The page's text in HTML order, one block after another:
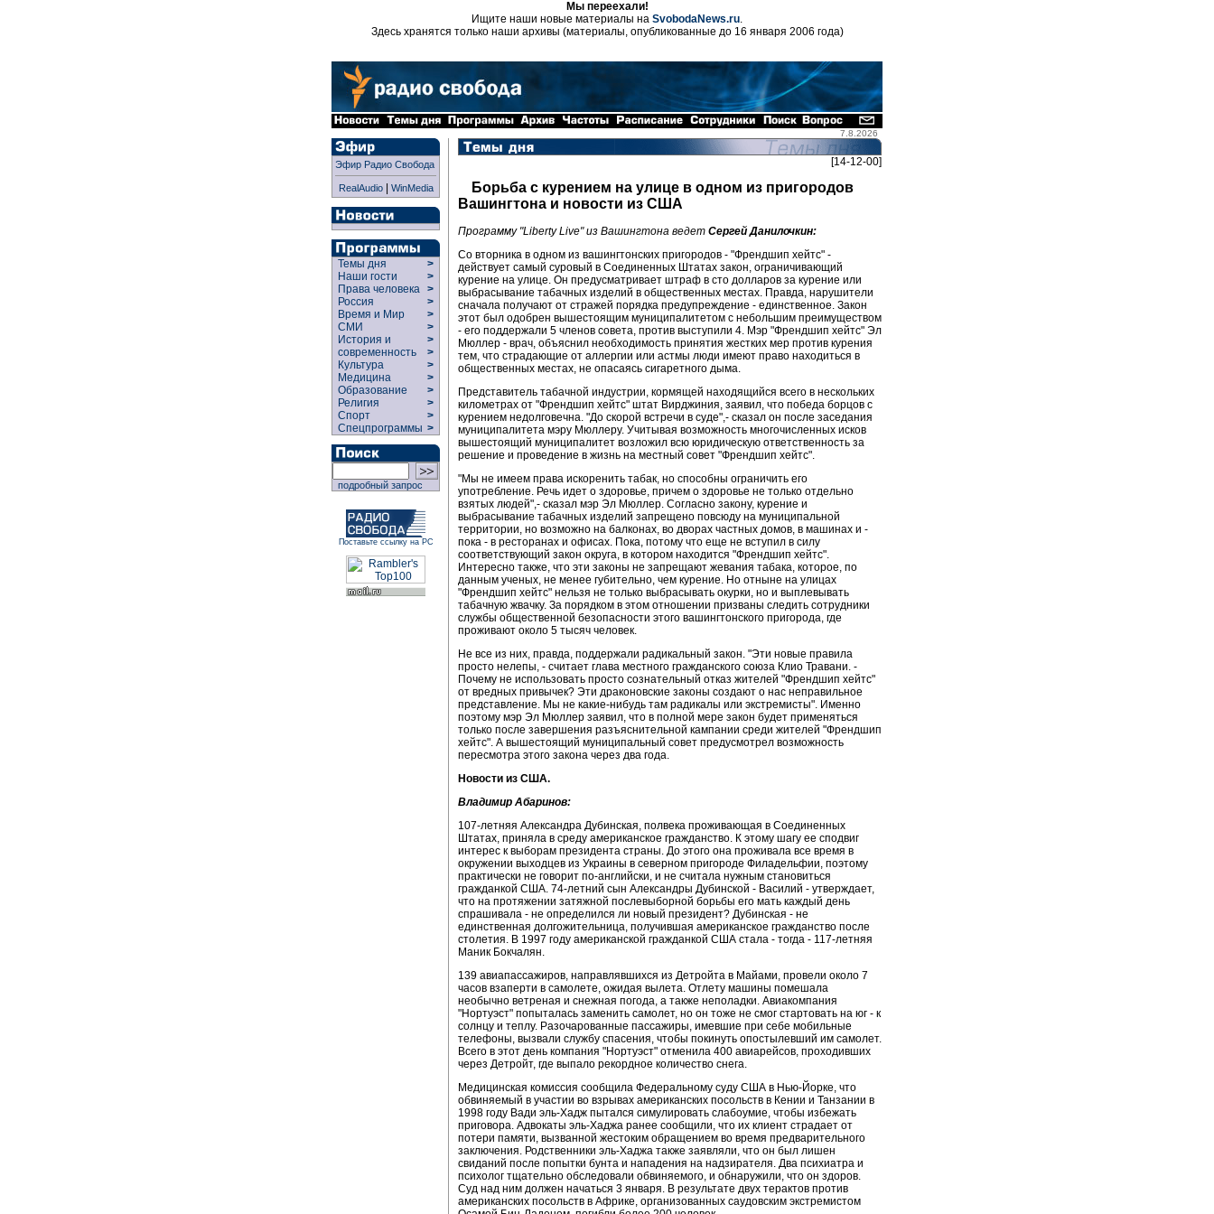
Мы переехали!
Ищите наши новые материалы на SvobodaNews.ru.
Здесь хранятся только наши архивы (материалы, опубликованные до 16 января 2006 года)
7.8.2026
Эфир Радио Свобода
RealAudio| WinMedia
Темы дня
>
Наши гости
>
Права человека >
Россия
>
Время и Мир
>
СМИ
>
История и
современность
>
>
Культура
>
Медицина
>
Образование
>
Религия
>
Спорт
>
Спецпрограммы >
подробный запрос
Поставьте ссылку на РС
[14-12-00]
Борьба с курением на улице в одном из пригородов
Вашингтона и новости из США
Программу "Liberty Live" из Вашингтона ведет Сергей Данилочкин:
Со вторника в одном из вашингтонских пригородов - "Френдшип хейтс" -
действует самый суровый в Соединенных Штатах закон, ограничивающий
курение на улице. Он предусматривает штраф в сто долларов за курение или
выбрасывание табачных изделий в общественных местах. Правда, нарушители
сначала получают от стражей порядка предупреждение - единственное. Закон
этот был одобрен вышестоящим муниципалитетом с небольшим преимуществом
- его поддержали 5 членов совета, против выступили 4. Мэр "Френдшип хейтс" Эл
Мюллер - врач, объяснил необходимость принятия жестких мер против курения
тем, что страдающие от аллергии или астмы люди имеют право находиться в
общественных местах, не опасаясь сигаретного дыма.
Представитель табачной индустрии, кормящей находящийся всего в нескольких
километрах от "Френдшип хейтс" штат Вирджиния, заявил, что победа борцов с
курением недолговечна. "До скорой встречи в суде",- сказал он после заседания
муниципалитета мэру Мюллеру. Учитывая возможность многочисленных исков
вышестоящий муниципалитет возложил всю юридическую ответственность за
решение и проведение в жизнь на местный совет "Френдшип хейтс".
"Мы не имеем права искоренить табак, но способны ограничить его
употребление. Речь идет о здоровье, причем о здоровье не только отдельно
взятых людей",- сказал мэр Эл Мюллер. Согласно закону, курение и
выбрасывание табачных изделий запрещено повсюду на муниципальной
территории, но возможно на балконах, во дворах частных домов, в машинах и -
пока - в ресторанах и офисах. Пока, потому что еще не вступил в силу
соответствующий закон округа, в котором находится "Френдшип хейтс".
Интересно также, что эти законы не запрещают жевания табака, которое, по
данным ученых, не менее губительно, чем курение. Но отныне на улицах
"Френдшип хейтс" нельзя не только выбрасывать окурки, но и выплевывать
табачную жвачку. За порядком в этом отношении призваны следить сотрудники
службы общественной безопасности этого вашингтонского пригорода, где
проживают около 5 тысяч человек.
Не все из них, правда, поддержали радикальный закон. "Эти новые правила
просто нелепы, - считает глава местного гражданского союза Клио Травани. -
Почему не использовать просто сознательный отказ жителей "Френдшип хейтс"
от вредных привычек? Эти драконовские законы создают о нас неправильное
представление. Мы не какие-нибудь там радикалы или экстремисты". Именно
поэтому мэр Эл Мюллер заявил, что в полной мере закон будет применяться
только после завершения разъяснительной кампании среди жителей "Френдшип
хейтс". А вышестоящий муниципальный совет предусмотрел возможность
пересмотра этого закона через два года.
Новости из США.
Владимир Абаринов:
107-летняя Александра Дубинская, полвека проживающая в Соединенных
Штатах, приняла в среду американское гражданство. К этому шагу ее сподвиг
интерес к выборам президента страны. До этого она проживала все время в
окружении выходцев из Украины в северном пригороде Филадельфии, поэтому
практически не говорит по-английски, и не считала нужным становиться
гражданкой США. 74-летний сын Александры Дубинской - Василий - утверждает,
что на протяжении затяжной послевыборной борьбы его мать каждый день
спрашивала - не определился ли новый президент? Дубинская - не
единственная долгожительница, получившая американское гражданство после
столетия. В 1997 году американской гражданкой США стала - тогда - 117-летняя
Маник Бокчалян.
139 авиапассажиров, направлявшихся из Детройта в Майами, провели около 7
часов взаперти в самолете, ожидая вылета. Отлету машины помешала
необычно ветреная и снежная погода, а также неполадки. Авиакомпания
"Нортуэст" попыталась заменить самолет, но он тоже не смог стартовать на юг - к
солнцу и теплу. Разочарованные пассажиры, имевшие при себе мобильные
телефоны, вызвали службу спасения, чтобы покинуть опостылевший им самолет.
Всего в этот день компания "Нортуэст" отменила 400 авиарейсов, проходивших
через Детройт, где выпало рекордное количество снега.
Медицинская комиссия сообщила Федеральному суду США в Нью-Йорке, что
обвиняемый в участии во взрывах американских посольств в Кении и Танзании в
1998 году Вади эль-Хадж пытался симулировать слабоумие, чтобы избежать
приговора. Адвокаты эль-Хаджа ранее сообщили, что их клиент страдает от
потери памяти, вызванной жестоким обращением во время предварительного
заключения. Родственники эль-Хаджа также заявляли, что он был лишен
свиданий после попытки бунта и нападения на надзирателя. Два психиатра и
психолог тщательно обследовали обвиняемого, и обнаружили, что он здоров.
Суд над ним должен начаться 3 января. В результате двух терактов против
американских посольств в Африке, организованных саудовским экстремистом